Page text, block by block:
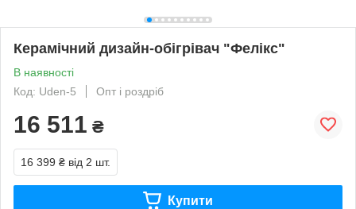
Керамічний дизайн-обігрівач "Фелікс"
В наявності
Код: Uden-5
Опт і роздріб
16 511 ₴
16 399 ₴ від 2 шт.
Купити